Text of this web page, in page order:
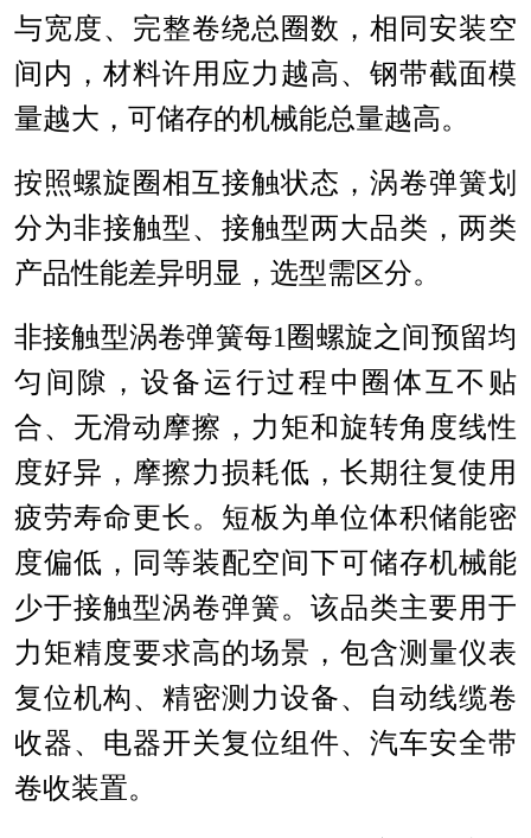
与宽度、完整卷绕总圈数，相同安装空
间内，材料许用应力越高、钢带截面模
量越大，可储存的机械能总量越高。
按照螺旋圈相互接触状态，涡卷弹簧划
分为非接触型、接触型两大品类，两类
产品性能差异明显，选型需区分。
非接触型涡卷弹簧每1 圈螺旋之间预留均
匀间隙，设备运行过程中圈体互不贴
合、无滑动摩擦，力矩和旋转角度线性
度好异，摩擦力损耗低，长期往复使用
疲劳寿命更长。短板为单位体积储能密
度偏低，同等装配空间下可储存机械能
少于接触型涡卷弹簧。该品类主要用于
力矩精度要求高的场景，包含测量仪表
复位机构、精密测力设备、自动线缆卷
收器、电器开关复位组件、汽车安全带
卷收装置。